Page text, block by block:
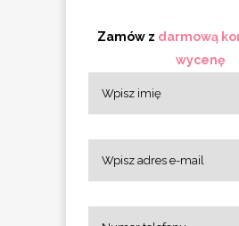
Zamów z darmową
wycenę